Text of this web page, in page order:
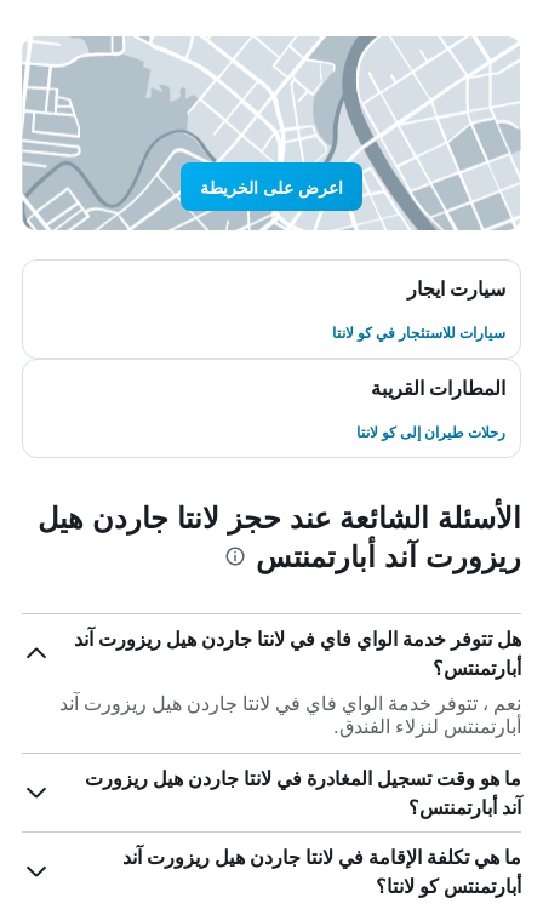
اعرض على الخريطة
سيارت ايجار
سيارات للاستئجار في كو لانتا
المطارات القريبة
رحلات طيران إلى كو لانتا
الأسئلة الشائعة عند حجز لانتا جاردن هيل
ريزورت آند أبارتمنتس
هل تتوفر خدمة الواي فاي في لانتا جاردن هيل ريزورت آند
أبارتمنتس؟
نعم ، تتوفر خدمة الواي فاي في لانتا جاردن هيل ريزورت آند
أبارتمنتس لنزلاء الفندق.
ما هو وقت تسجيل المغادرة في لانتا جاردن هيل ريزورت
آند أبارتمنتس؟
ما هي تكلفة الإقامة في لانتا جاردن هيل ريزورت آند
أبارتمنتس كو لانتا؟